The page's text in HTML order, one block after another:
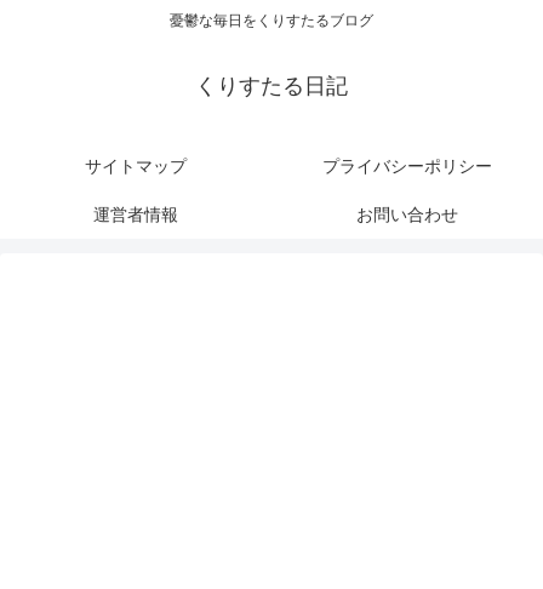
憂鬱な毎日をくりすたるブログ
くりすたる日記
サイトマップ プライバシーポリシー
運営者情報 お問い合わせ